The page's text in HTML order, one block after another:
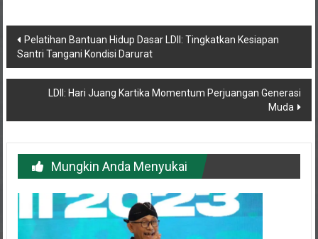
Navigasi
pos
Pelatihan Bantuan Hidup Dasar LDII: Tingkatkan Kesiapan
Santri Tangani Kondisi Darurat
LDII: Hari Juang Kartika Momentum Perjuangan Generasi
Muda
Mungkin Anda Menyukai